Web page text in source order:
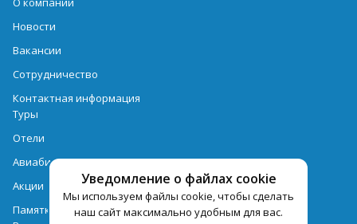
Уведомление о файлах cookie
Мы используем файлы cookie, чтобы сделать
наш сайт максимально удобным для вас.
Новости
Вакансии
Сотрудничество
Контактная информация
Туры
Отели
Авиабилеты
Акции
Памятка для туристов